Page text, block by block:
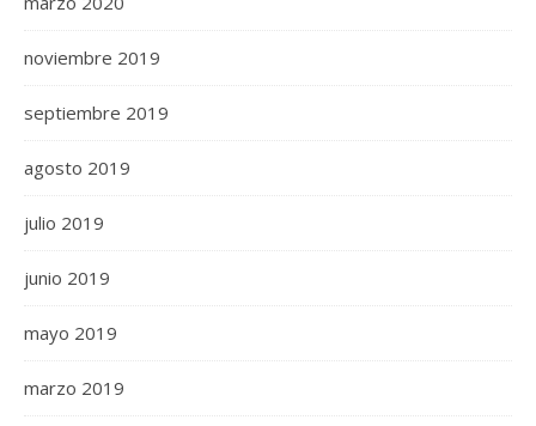
noviembre 2019
septiembre 2019
agosto 2019
julio 2019
junio 2019
mayo 2019
marzo 2019